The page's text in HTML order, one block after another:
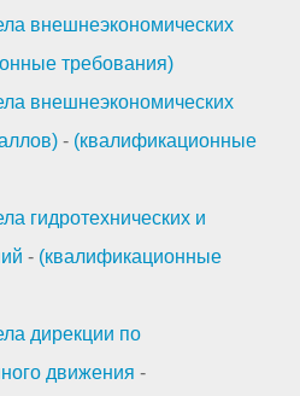
внешнеэкономических
требования)
внешнеэкономических
- (квалификационные
гидротехнических и
- (квалификационные
дирекции по
движения -